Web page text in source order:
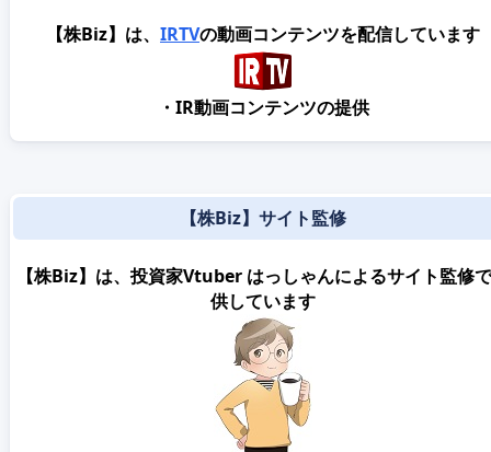
【株Biz】は、 IRTVの動画コンテンツを配信しています
・IR動画コンテンツの提供
【株Biz】サイト監修
【株Biz】は、投資家Vtuber はっしゃんによるサイト監修
供しています